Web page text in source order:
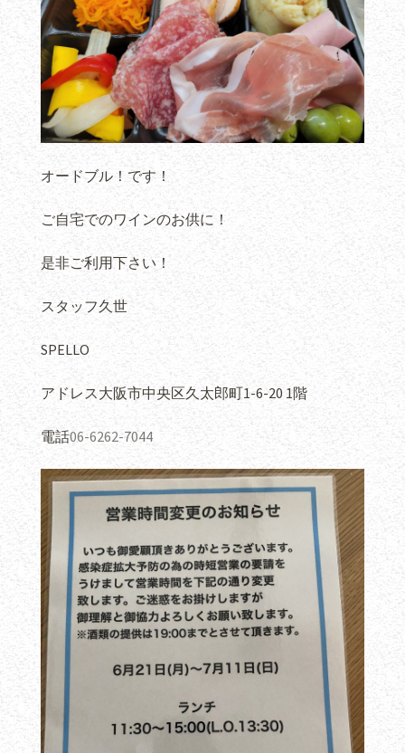
オードブル！です！
ご自宅でのワインのお供に！
是非ご利用下さい！
スタッフ久世
SPELLO
アドレス大阪市中央区久太郎町1-6-20 1階
電話06-6262-7044